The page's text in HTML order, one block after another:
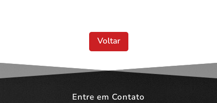
Voltar
Entre em Contato